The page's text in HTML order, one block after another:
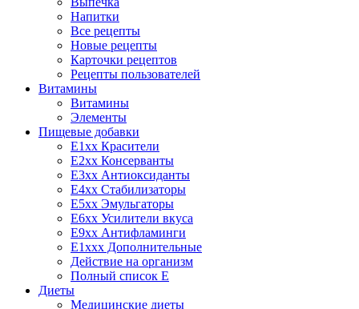
Напитки
Все рецепты
Новые рецепты
Карточки рецептов
Рецепты пользователей
Витамины
Витамины
Элементы
Пищевые добавки
E1xx Красители
E2xx Консерванты
E3xx Антиоксиданты
E4xx Стабилизаторы
E5xx Эмульгаторы
E6xx Усилители вкуса
E9xx Антифламинги
E1xxx Дополнительные
Действие на организм
Полный список E
Диеты
Медицинские диеты